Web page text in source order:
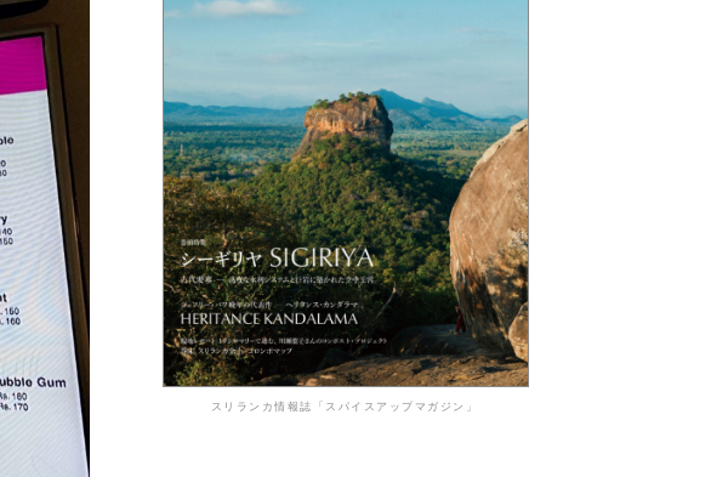
スリランカ情報誌「スパイスアップマガジン」